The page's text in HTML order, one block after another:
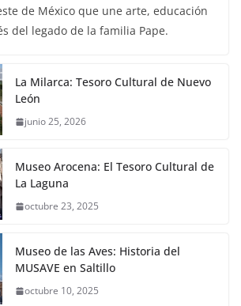
de México que une arte, educación
del legado de la familia Pape.
La Milarca: Tesoro Cultural de Nuevo
León
junio 25, 2026
Museo Arocena: El Tesoro Cultural de
La Laguna
octubre 23, 2025
Museo de las Aves: Historia del
MUSAVE en Saltillo
octubre 10, 2025